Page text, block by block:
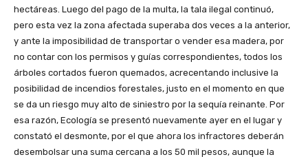
hectáreas. Luego del pago de la multa, la tala ilegal continuó,
pero esta vez la zona afectada superaba dos veces a la anterior,
y ante la imposibilidad de transportar o vender esa madera, por
no contar con los permisos y guías correspondientes, todos los
árboles cortados fueron quemados, acrecentando inclusive la
posibilidad de incendios forestales, justo en el momento en que
se da un riesgo muy alto de siniestro por la sequía reinante. Por
esa razón, Ecología se presentó nuevamente ayer en el lugar y
constató el desmonte, por el que ahora los infractores deberán
desembolsar una suma cercana a los 50 mil pesos, aunque la